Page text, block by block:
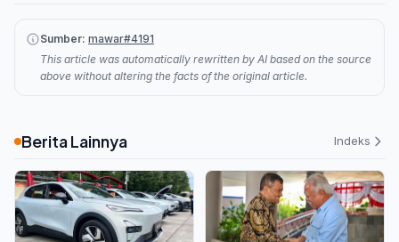
Sumber: mawar#4191
This article was automatically rewritten by AI based on the source
above without altering the facts of the original article.
Berita Lainnya Indeks